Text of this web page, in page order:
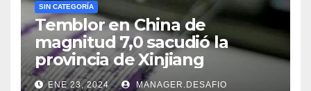
SIN CATEGORÍA
Temblor en China de
magnitud 7,0 sacudió la
provincia de Xinjiang
ENE 23, 2024 MANAGER.DESAFIO